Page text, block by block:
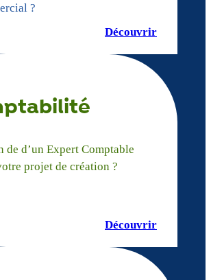
?
Découvrir
de d’un Expert Comptable
projet de création ?
Découvrir